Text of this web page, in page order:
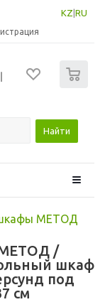
KZ RU
Найти
МЕТОД
МЕТОД /
шкаф
под
см